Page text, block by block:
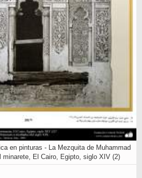
en pinturas - La Mezquita de Muhammad
minarete, El Cairo, Egipto, siglo XIV (2)